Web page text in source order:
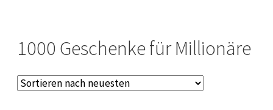
1000 Geschenke für Millionäre